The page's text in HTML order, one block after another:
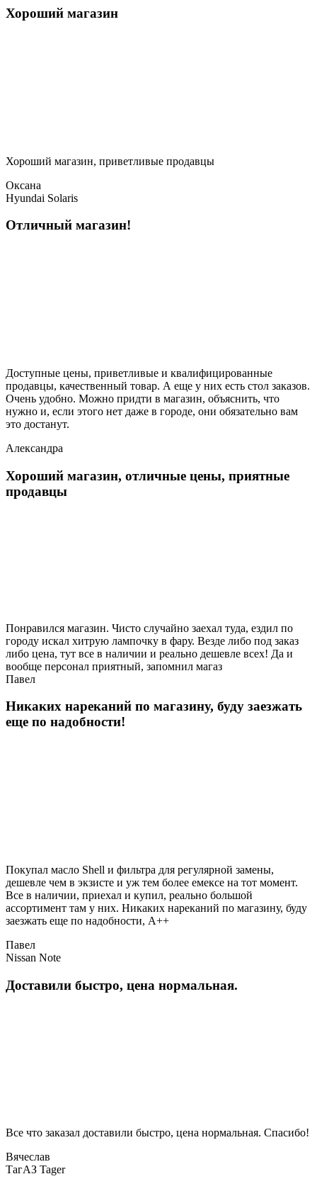
Хороший магазин
Хороший магазин, приветливые продавцы
Оксана
Hyundai Solaris
Отличный магазин!
Доступные цены, приветливые и квалифицированные
продавцы, качественный товар. А еще у них есть стол заказов.
Очень удобно. Можно придти в магазин, объяснить, что
нужно и, если этого нет даже в городе, они обязательно вам
это достанут.
Александра
Хороший магазин, отличные цены, приятные
продавцы
Понравился магазин. Чисто случайно заехал туда, ездил по
городу искал хитрую лампочку в фару. Везде либо под заказ
либо цена, тут все в наличии и реально дешевле всех! Да и
вообще персонал приятный, запомнил магаз
Павел
Никаких нареканий по магазину, буду заезжать
еще по надобности!
Покупал масло Shell и фильтра для регулярной замены,
дешевле чем в экзисте и уж тем более емексе на тот момент.
Все в наличии, приехал и купил, реально большой
ассортимент там у них. Никаких нареканий по магазину, буду
заезжать еще по надобности, A++
Павел
Nissan Note
Доставили быстро, цена нормальная.
Все что заказал доставили быстро, цена нормальная. Спасибо!
Вячеслав
ТагАЗ Tager